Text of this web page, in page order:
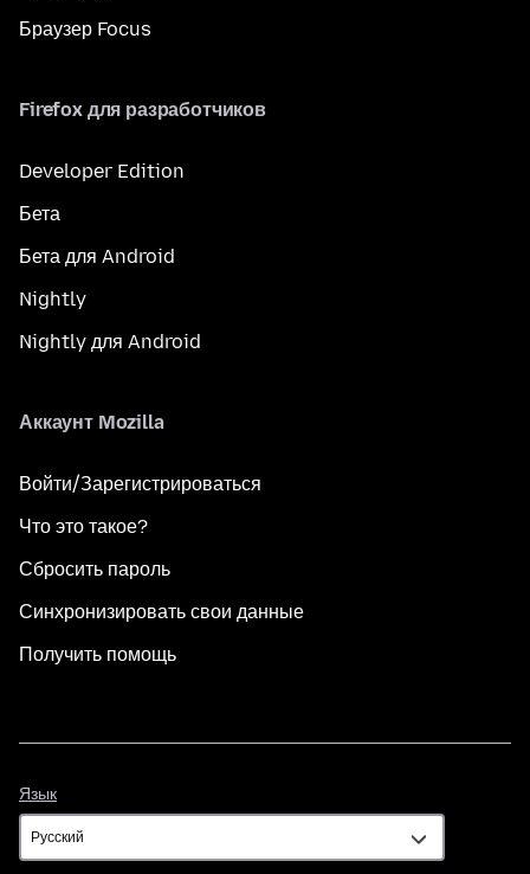
Браузер Focus
Firefox для разработчиков
Developer Edition
Бета
Бета для Android
Nightly
Nightly для Android
Аккаунт Mozilla
Войти/Зарегистрироваться
Что это такое?
Сбросить пароль
Синхронизировать свои данные
Получить помощь
Язык